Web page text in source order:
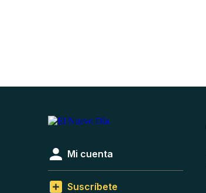
Mi cuenta
Suscríbete